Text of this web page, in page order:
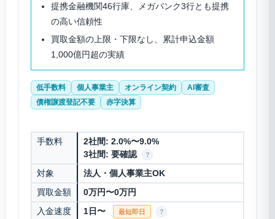
提携金融機関46行庫、メガバンク3行とも提携
の高い信頼性
買取金額の上限・下限なし、累計申込金額
1,000億円超の実績
低手数料 個人事業主 オンライン契約
AI審査
債権譲渡登記不要
赤字決算
手数料
2社間: 2.0%〜9.0%
3社間: 要確認
?
対象
法人・個人事業主OK
買取金額
0万円〜0万円
入金速度
1日〜 最短即日 ?